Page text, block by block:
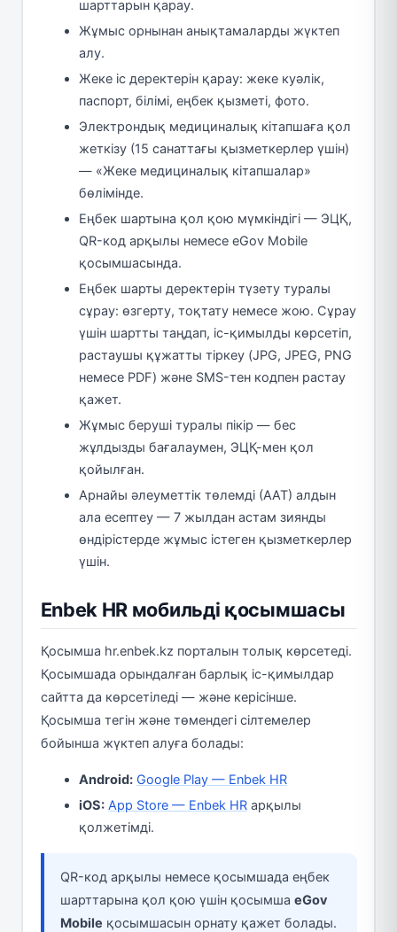
шарттарын қарау.
Жұмыс орнынан анықтамаларды жүктеп
алу.
Жеке іс деректерін қарау: жеке куәлік,
паспорт, білімі, еңбек қызметі, фото.
Электрондық медициналық кітапшаға қол
жеткізу (15 санаттағы қызметкерлер үшін)
— «Жеке медициналық кітапшалар»
бөлімінде.
Еңбек шартына қол қою мүмкіндігі — ЭЦҚ,
QR-код арқылы немесе eGov Mobile
қосымшасында.
Еңбек шарты деректерін түзету туралы
сұрау: өзгерту, тоқтату немесе жою. Сұрау
үшін шартты таңдап, іс-қимылды көрсетіп,
растаушы құжатты тіркеу (JPG, JPEG, PNG
немесе PDF) және SMS-тен кодпен растау
қажет.
Жұмыс беруші туралы пікір — бес
жұлдызды бағалаумен, ЭЦҚ-мен қол
қойылған.
Арнайы әлеуметтік төлемді (ААТ) алдын
ала есептеу — 7 жылдан астам зиянды
өндірістерде жұмыс істеген қызметкерлер
үшін.
Enbek HR мобильді қосымшасы
Қосымша hr.enbek.kz порталын толық көрсетеді.
Қосымшада орындалған барлық іс-қимылдар
сайтта да көрсетіледі — және керісінше.
Қосымша тегін және төмендегі сілтемелер
бойынша жүктеп алуға болады:
Android: Google Play — Enbek HR
iOS: App Store — Enbek HR арқылы
қолжетімді.
QR-код арқылы немесе қосымшада еңбек
шарттарына қол қою үшін қосымша eGov
Mobile қосымшасын орнату қажет болады.